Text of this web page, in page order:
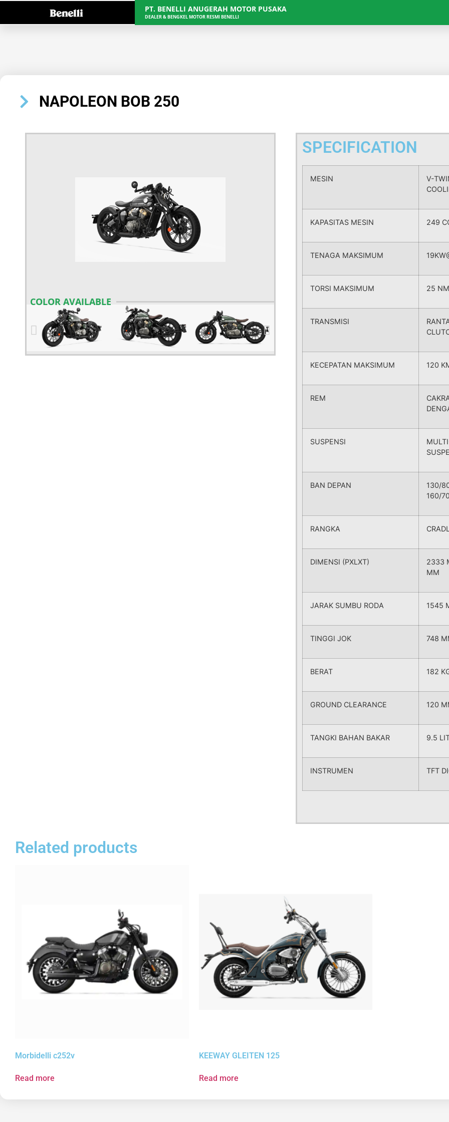
PT. BENELLI ANUGERAH MOTOR PUSAKA
DEALER & BENGKEL MOTOR RESMI BENELLI
NAPOLEON BOB 250
COLOR AVAILABLE
SPECIFICATION
MESIN
V-
KAPASITAS MESIN 249
TENAGA MAKSIMUM
TORSI MAKSIMUM 25
TRANSMISI
KECEPATAN MAKSIMUM 120
REM
SUSPENSI
BAN DEPAN
130/
160/
RANGKA
DIMENSI (PXLXT)
2333
MM
JARAK SUMBU RODA 1545
TINGGI JOK 748
BERAT 182
GROUND CLEARANCE 120
TANGKI BAHAN BAKAR 9.5
INSTRUMEN TFT
Related products
Morbidelli c252v
Read more
KEEWAY GLEITEN 125
Read more